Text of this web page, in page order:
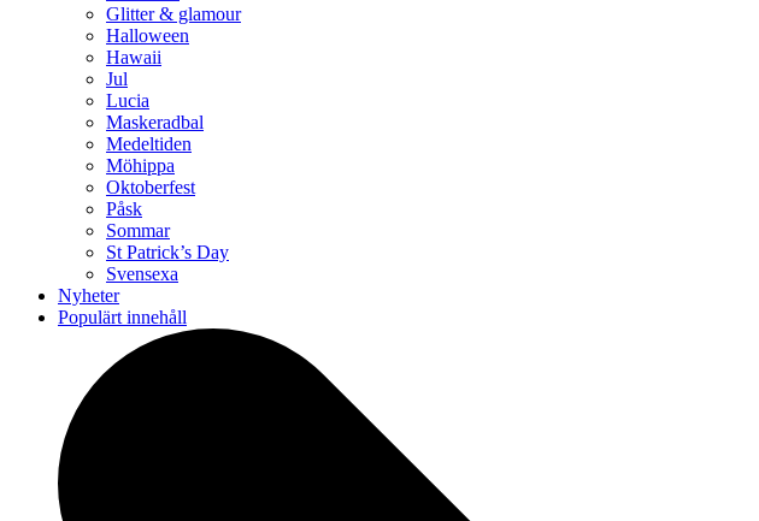
Glitter & glamour
Halloween
Hawaii
Jul
Lucia
Maskeradbal
Medeltiden
Möhippa
Oktoberfest
Påsk
Sommar
St Patrick’s Day
Svensexa
Nyheter
Populärt innehåll